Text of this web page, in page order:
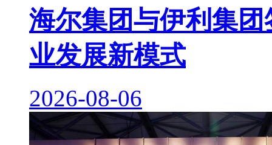
海尔集团与伊利集
业发展新模式
2026-08-06